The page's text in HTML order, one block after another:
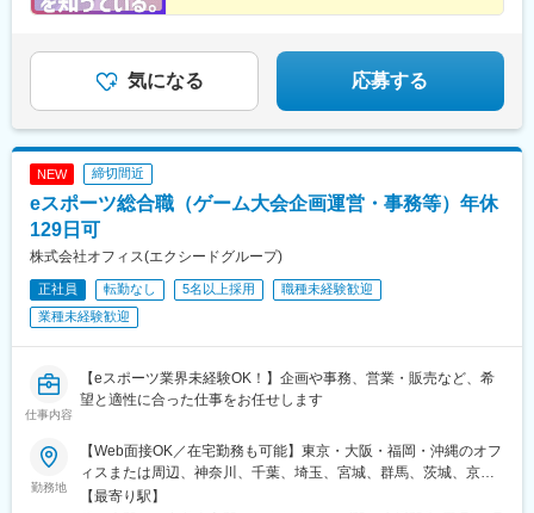
雑司ケ谷駅、赤羽駅、押上駅、錦糸町駅、中目黒駅、大崎駅、鶴
駅、屏風浦駅、金沢文庫駅、新羽駅、戸塚駅、上永谷駅、鶴ケ峰
駅、瀬谷駅、立場駅、青葉台駅、センター南駅、鹿島田駅、武蔵
小杉駅、武蔵溝ノ口駅、生田駅(神奈川県)、鷺沼駅、柿生駅、相模
鶴見駅、長津田駅、海老名駅(相模線)、大船駅、茅ケ崎駅、本厚木
駅、小田原駅、川崎駅、向ケ丘遊園駅、元住吉駅、橋本駅(神奈川
県)、大和駅(神奈川県)、中央林間駅、藤沢駅、本八幡駅(総武線)、
新浦安駅、新柏駅、木更津駅、南船橋駅、浦安駅(千葉県)、国府台
駅、京成八幡駅、谷津駅、幸谷駅、蘇我駅、新千葉駅、京成西船
駅、柏駅、実籾駅、スポーツセンター駅、誉田駅、検見川浜駅、
浦和駅、大宮駅(埼玉県)、熊谷駅、所沢駅、川越駅、川口駅、都島
駅、野田阪神駅、桜島駅、阿波座駅、朝潮橋駅、津守駅、大阪上
本町駅、芦原橋駅、福駅、だいどう豊里駅、今里駅(地下鉄)、桃谷
駅、西天下茶屋駅、三国駅(大阪府)、横堤駅、住ノ江駅、喜連瓜破
駅、大阪梅田駅(阪急線)、堺筋本町駅、堺駅、深井駅、石津川駅、
駅、なんば駅(地下鉄)、西大橋駅、弁天町駅、北千里駅、曽根駅
(大阪府)、南摂津駅、大日駅、長堀橋駅、枚方公園駅、高槻駅、り
んくうタウン駅、八尾南駅、千里中央駅(北大阪急行)、古川橋駅、
伏見桃山駅、馬堀駅、淀駅、松井山手駅、常盤駅(京都府)、西京極
気になる 応募する
NEW 締切間近
eスポーツ総合職（ゲーム大会企画運営・事務等）年休
129日可
株式会社オフィス(エクシードグループ)
正社員 転勤なし 5名以上採用
職種未経験歓迎
業種未経験歓迎
仕事内容
【eスポーツ業界未経験OK！】企画や事務、営業・販売など、希
望と適性に合った仕事をお任せします
勤務地
【Web面接OK／在宅勤務も可能】東京・大阪・福岡・沖縄のオフ
ィスまたは周辺、神奈川、千葉、埼玉、宮城、群馬、茨城、京
都、兵庫、奈良、滋賀、和歌山、愛知、三重、岐阜、静岡、香
【最寄り駅】